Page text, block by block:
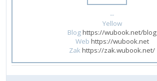
--
Yellow
Bloghttps://wubook.net/blog
Web https://wubook.net
Zakhttps://zak.wubook.net/